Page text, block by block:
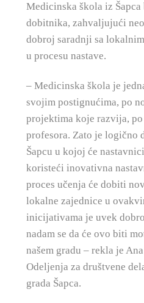
Medicinska škola iz Šapca
dobitnika, zahvaljujući
dobroj saradnji sa
u procesu nastave.
– Medicinska škola je
svojim postignućima, po
projektima koje razvija,
profesora. Zato je logično
Šapcu u kojoj će
koristeći inovativna
proces učenja će dobiti
lokalne zajednice u
inicijativama je uvek
nadam se da će ovo biti
našem gradu – rekla je
Odeljenja za društvene
grada Šapca.